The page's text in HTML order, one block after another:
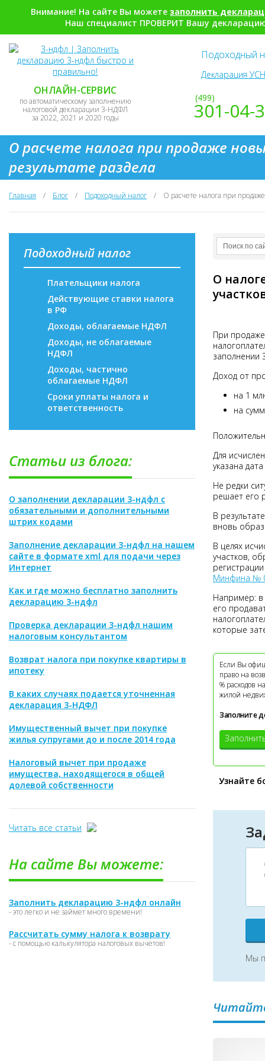
Внимание! На сайте Вы можетезаполнить
Наш специалист ПРОВЕРИТ Вашу
ОНЛАЙН-СЕРВИС
по автоматическому заполнению
налоговой декларации 3-НДФЛ
за 2022, 2021 и 2020 годы
Подоходный
Декларация
(499)
301-04-
О расчете налога при продаже
результате раздела
Главная / Блог / Подоходный налог / О расчете налога при
Подоходный налог
Плательщики налога
Действующие ставки налога
в РФ
Доходы, облагаемые НДФЛ
Доходы, не облагаемые
НДФЛ
Доходы, частично
облагаемые НДФЛ
Сроки уплаты налога и
ответственность
Статьи из блога:
О заполнении декларации 3-ндфл с
обязательными и дополнительными
штрих кодами
Заполнение декларации 3-ндфл на нашем
сайте в формате xml для подачи через
Интернет
Как и где можно бесплатно заполнить
декларацию 3-ндфл
Проверка декларации 3-ндфл нашим
налоговым консультантом
Возврат налога при покупке квартиры в
ипотеку
В каких случаях подается уточненная
декларация 3-НДФЛ
Имущественный вычет при покупке
жилья супругами до и после 2014 года
Налоговый вычет при продаже
имущества, находящегося в общей
долевой собственности
Читать все статьи
На сайте Вы можете:
Заполнить декларацию 3-ндфл онлайн
- это легко и не займет много времени!
Рассчитать сумму налога к возврату
- с помощью калькулятора налоговых вычетов!
О
При
заполнении
Доход от
на 1
на
Для
указана
Не редки
решает его
В
вновь
В целях
участков,
Минфина №
Например: в
его
которые
Если Вы
право на
% расходов
жилой
Заполните
Узнайте
Мы